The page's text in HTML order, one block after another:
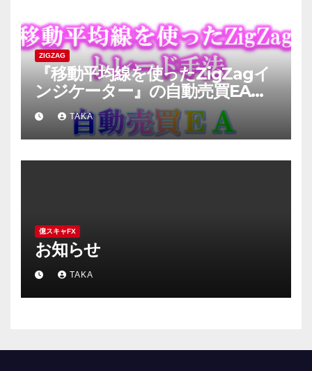
ZIGZAG
『移動平均線を使ったZigZagイ
ンジケーター』の自動売買EA検
証結果と勝てるロジック公開
TAKA
億スキャFX
お知らせ
TAKA